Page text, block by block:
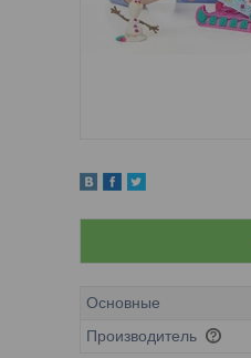
Основные
Производитель